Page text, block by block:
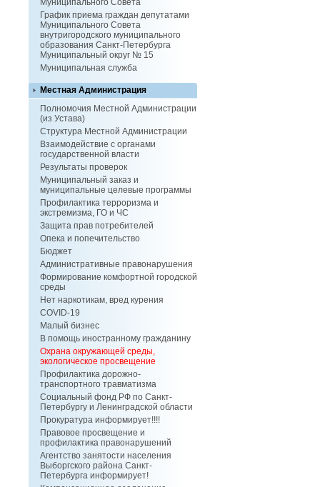
Муниципального Совета
График приема граждан депутатами
Муниципального Совета
внутригородского муниципального
образования Санкт-Петербурга
Муниципальный округ № 15
Муниципальная служба
Местная Администрация
Полномочия Местной Администрации
(из Устава)
Структура Местной Администрации
Взаимодействие с органами
государственной власти
Результаты проверок
Муниципальный заказ и
муниципальные целевые программы
Профилактика терроризма и
экстремизма, ГО и ЧС
Защита прав потребителей
Опека и попечительство
Бюджет
Административные правонарушения
Формирование комфортной городской
среды
Нет наркотикам, вред курения
COVID-19
Малый бизнес
В помощь иностранному гражданину
Охрана окружающей среды,
экологическое просвещение
Профилактика дорожно-
транспортного травматизма
Социальный фонд РФ по Санкт-
Петербургу и Ленинградской области
Прокуратура информирует!!!!
Правовое просвещение и
профилактика правонарушений
Агентство занятости населения
Выборгского района Санкт-
Петербурга информирует!